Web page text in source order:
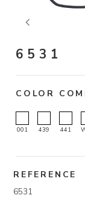
Previous
6531
COLOR
001 439 441
REFERENCE
6531